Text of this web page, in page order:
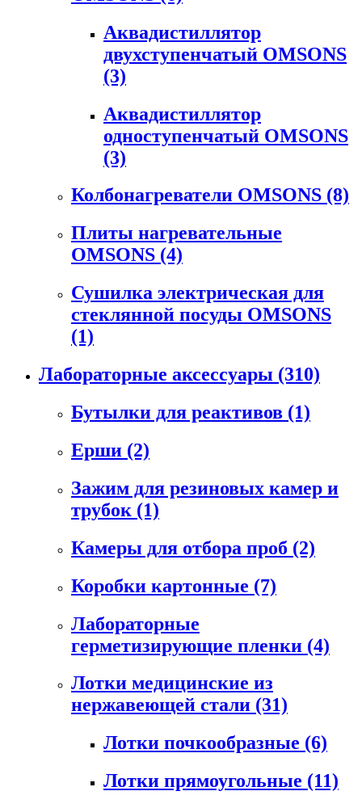
Аквадистиллятор
двухступенчатый OMSONS
(3)
Аквадистиллятор
одноступенчатый OMSONS
(3)
Колбонагреватели OMSONS (8)
Плиты нагревательные
OMSONS (4)
Сушилка электрическая для
стеклянной посуды OMSONS
(1)
Лабораторные аксессуары (310)
Бутылки для реактивов (1)
Ерши (2)
Зажим для резиновых камер и
трубок (1)
Камеры для отбора проб (2)
Коробки картонные (7)
Лабораторные
герметизирующие пленки (4)
Лотки медицинские из
нержавеющей стали (31)
Лотки почкообразные (6)
Лотки прямоугольные (11)